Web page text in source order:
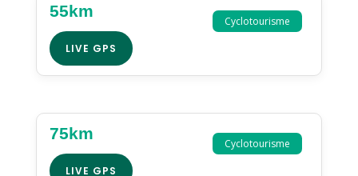
Cyclotourisme
55km
LIVE GPS
Cyclotourisme
75km
LIVE GPS